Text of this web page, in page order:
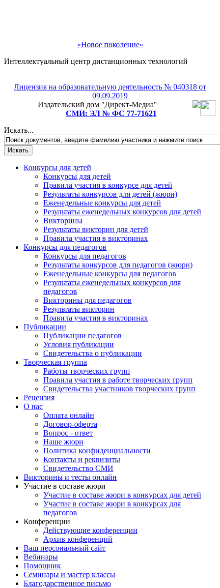
«Новое поколение»
Интеллектуальный центр дистанционных технологий
Лицензия на образовательную деятельность № 040318 от
09.09.2019
Издательский дом "Директ-Медиа"
СМИ: ЭЛ № ФС 77-71621
Искать...
Конкурсы для детей
Конкурсы для детей
Правила участия в конкурсе для детей
Результаты конкурсов для детей (жюри)
Еженедельные конкурсы для детей
Результаты еженедельных конкурсов для детей
Викторины
Результаты викторин для детей
Правила участия в викторинах
Конкурсы для педагогов
Конкурсы для педагогов
Результаты конкурсов для педагогов (жюри)
Еженедельные конкурсы для педагогов
Результаты еженедельных конкурсов для
педагогов
Викторины для педагогов
Результаты викторин
Правила участия в викторинах
Публикации
Публикации педагогов
Условия публикации
Свидетельства о публикации
Творческая группа
Работы творческих групп
Правила участия в работе творческих групп
Свидетельства участников творческих групп
Рецензия
О нас
Оплата онлайн
Договор-оферта
Вопрос - ответ
Наше жюри
Политика конфиденциальности
Контакты и реквизиты
Свидетельство СМИ
Викторины и тесты онлайн
Участие в составе жюри
Участие в составе жюри в конкурсах для детей
Участие в составе жюри в конкурсах для
педагогов
Конференции
Действующие конференции
Архив конференций
Ваш персональный сайт
Вебинары
Помощник
Семинары и мастер классы
Благодарственное письмо